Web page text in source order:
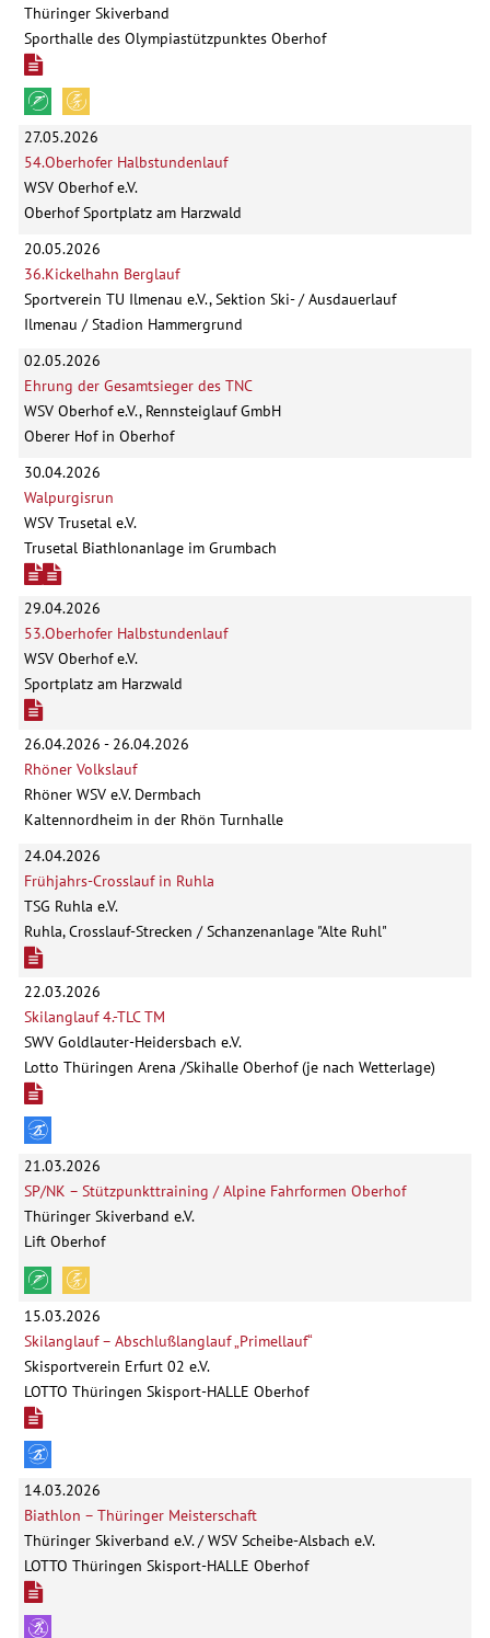
Thüringer Skiverband
Sporthalle des Olympiastützpunktes Oberhof
27.05.2026
54.Oberhofer Halbstundenlauf
WSV Oberhof e.V.
Oberhof Sportplatz am Harzwald
20.05.2026
36.Kickelhahn Berglauf
Sportverein TU Ilmenau e.V., Sektion Ski- / Ausdauerlauf
Ilmenau / Stadion Hammergrund
02.05.2026
Ehrung der Gesamtsieger des TNC
WSV Oberhof e.V., Rennsteiglauf GmbH
Oberer Hof in Oberhof
30.04.2026
Walpurgisrun
WSV Trusetal e.V.
Trusetal Biathlonanlage im Grumbach
29.04.2026
53.Oberhofer Halbstundenlauf
WSV Oberhof e.V.
Sportplatz am Harzwald
26.04.2026 - 26.04.2026
Rhöner Volkslauf
Rhöner WSV e.V. Dermbach
Kaltennordheim in der Rhön Turnhalle
24.04.2026
Frühjahrs-Crosslauf in Ruhla
TSG Ruhla e.V.
Ruhla, Crosslauf-Strecken / Schanzenanlage "Alte Ruhl"
22.03.2026
Skilanglauf 4.-TLC TM
SWV Goldlauter-Heidersbach e.V.
Lotto Thüringen Arena /Skihalle Oberhof (je nach Wetterlage)
21.03.2026
SP/NK – Stützpunkttraining / Alpine Fahrformen Oberhof
Thüringer Skiverband e.V.
Lift Oberhof
15.03.2026
Skilanglauf – Abschlußlanglauf „Primellauf“
Skisportverein Erfurt 02 e.V.
LOTTO Thüringen Skisport-HALLE Oberhof
14.03.2026
Biathlon – Thüringer Meisterschaft
Thüringer Skiverband e.V. / WSV Scheibe-Alsbach e.V.
LOTTO Thüringen Skisport-HALLE Oberhof